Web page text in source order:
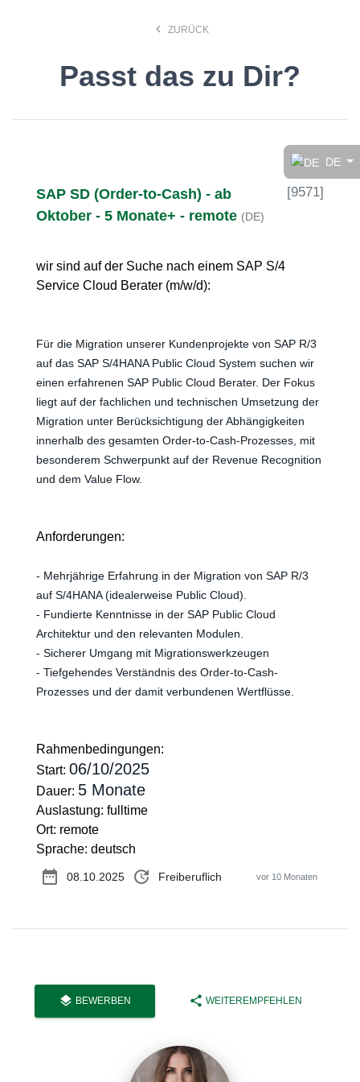
DE
Finde den Job, der Dir
search
Ort
keyboard_arrow_left ZURÜCK
Passt das zu Dir?
SAP SD (Order-to-Cash) - ab
Oktober - 5 Monate+ - remote (DE)
[9571]
wir sind auf der Suche nach einem SAP S/4
Service Cloud Berater (m/w/d):
Für die Migration unserer Kundenprojekte von SAP R/3
auf das SAP S/4HANA Public Cloud System suchen wir
einen erfahrenen SAP Public Cloud Berater. Der Fokus
liegt auf der fachlichen und technischen Umsetzung der
Migration unter Berücksichtigung der Abhängigkeiten
innerhalb des gesamten Order-to-Cash-Prozesses, mit
besonderem Schwerpunkt auf der Revenue Recognition
und dem Value Flow.
Anforderungen:
- Mehrjährige Erfahrung in der Migration von SAP R/3
auf S/4HANA (idealerweise Public Cloud).
- Fundierte Kenntnisse in der SAP Public Cloud
Architektur und den relevanten Modulen.
- Sicherer Umgang mit Migrationswerkzeugen
- Tiefgehendes Verständnis des Order-to-Cash-
Prozesses und der damit verbundenen Wertflüsse.
Rahmenbedingungen:
Start: 06/10/2025
Dauer: 5 Monate
Auslastung: fulltime
Ort: remote
Sprache: deutsch
date_range 08.10.2025 update Freiberuflich vor 10 Monaten
layers BEWERBEN share WEITEREMPFEHLEN